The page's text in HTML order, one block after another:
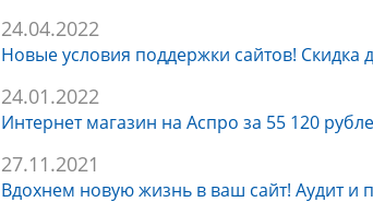
24.04.2022
Новые условия поддержки сайтов! Скидка
24.01.2022
Интернет магазин на Аспро за 55 120
27.11.2021
Вдохнем новую жизнь в ваш сайт! Аудит и